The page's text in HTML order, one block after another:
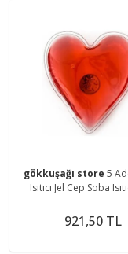
gökkuşağı store 5
Isıtıcı Jel Cep Soba
921,50 TL